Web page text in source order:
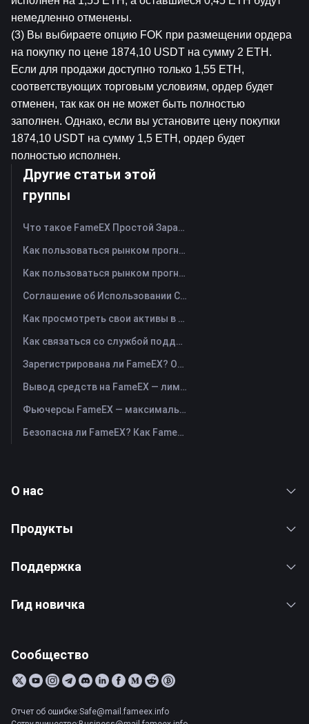
немедленно отменены.
(3) Вы выбираете опцию FOK при размещении ордера
на покупку по цене 1874,10 USDT на сумму 2 ETH.
Если для продажи доступно только 1,55 ETH,
соответствующих торговым условиям, ордер будет
отменен, так как он не может быть полностью
заполнен. Однако, если вы установите цену покупки
1874,10 USDT на сумму 1,5 ETH, ордер будет
полностью исполнен.
Другие статьи этой
группы
Что такое FameEX Простой Заработок? Руководство по гибким и
Как пользоваться рынком прогнозов FameEX? (Приложение)
Как пользоваться рынком прогнозов FameEX? (Веб)
Соглашение об Использовании Сервиса FameEX Заработок
Как просмотреть свои активы в FameEX и перевести средства? (Приложение)
Как связаться со службой поддержки FameEX Online?
Зарегистрирована ли FameEX? Операционная компания и регистрация
Вывод средств на FameEX — лимиты, комиссии и сроки
Фьючерсы FameEX — максимальное плечо, комиссии и бессрочные USDⓈ-M
Безопасна ли FameEX? Как FameEX защищает средства пользователей
О нас
Продукты
Поддержка
Гид новичка
Сообщество
Отчет об ошибке:Safe@mail.fameex.info